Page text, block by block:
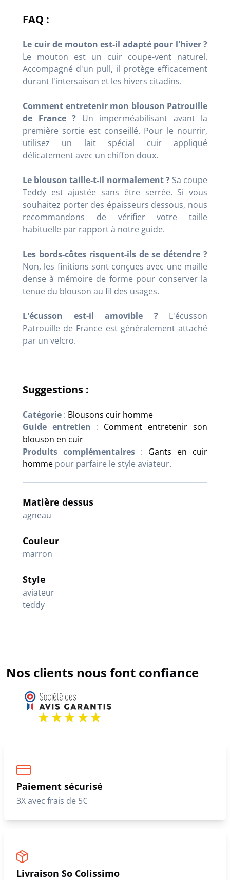
FAQ :
Le cuir de mouton est-il adapté pour l'hiver ?
Le mouton est un cuir coupe-vent naturel.
Accompagné d'un pull, il protège efficacement
durant l'intersaison et les hivers citadins.
Comment entretenir mon blouson Patrouille
de France ? Un imperméabilisant avant la
première sortie est conseillé. Pour le nourrir,
utilisez un lait spécial cuir appliqué
délicatement avec un chiffon doux.
Le blouson taille-t-il normalement ?Sa coupe
Teddy est ajustée sans être serrée. Si vous
souhaitez porter des épaisseurs dessous, nous
recommandons de vérifier votre taille
habituelle par rapport à notre guide.
Les bords-côtes risquent-ils de se détendre ?
Non, les finitions sont conçues avec une maille
dense à mémoire de forme pour conserver la
tenue du blouson au fil des usages.
L'écusson est-il amovible ?L'écusson
Patrouille de France est généralement attaché
par un velcro.
Suggestions :
Catégorie : Blousons cuir homme
Guide entretien : Comment entretenir son
blouson en cuir
Produits complémentaires : Gants en cuir
homme pour parfaire le style aviateur.
Matière dessus
agneau
Couleur
marron
Style
aviateur
teddy
Nos clients nous font confiance
Paiement sécurisé
3X avec frais de 5€
Livraison So Colissimo